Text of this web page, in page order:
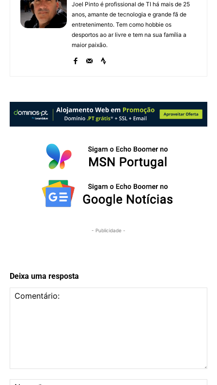
Joel Pinto é profissional de TI há mais de 25
anos, amante de tecnologia e grande fã de
entretenimento. Tem como hobbie os
desportos ao ar livre e tem na sua família a
maior paixão.
- Publicidade -
Deixa uma resposta